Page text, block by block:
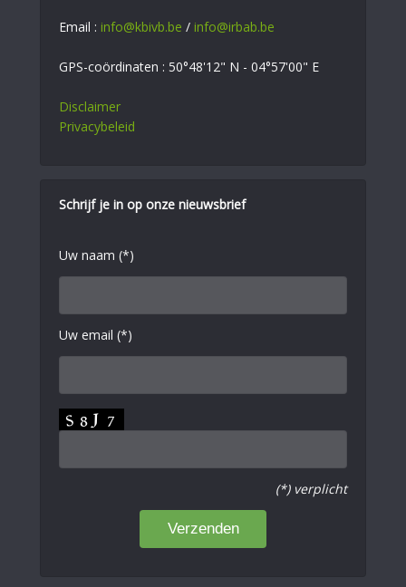
Email : info@kbivb.be / info@irbab.be
GPS-coördinaten : 50°48'12" N - 04°57'00" E
Disclaimer
Privacybeleid
Schrijf je in op onze nieuwsbrief
Uw naam (*)
Uw email (*)
(*) verplicht